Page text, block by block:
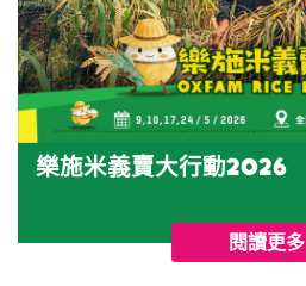
樂施米義賣大行動2026
閱讀更多